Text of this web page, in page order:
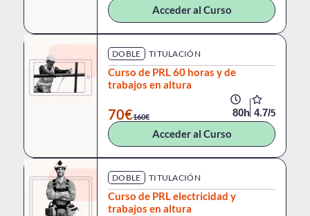
Acceder al Curso
DOBLE TITULACIÓN
Curso de PRL 60 horas y de
trabajos en altura
70€160€ 80h 4.7/5
Acceder al Curso
DOBLE TITULACIÓN
Curso de PRL electricidad y
trabajos en altura